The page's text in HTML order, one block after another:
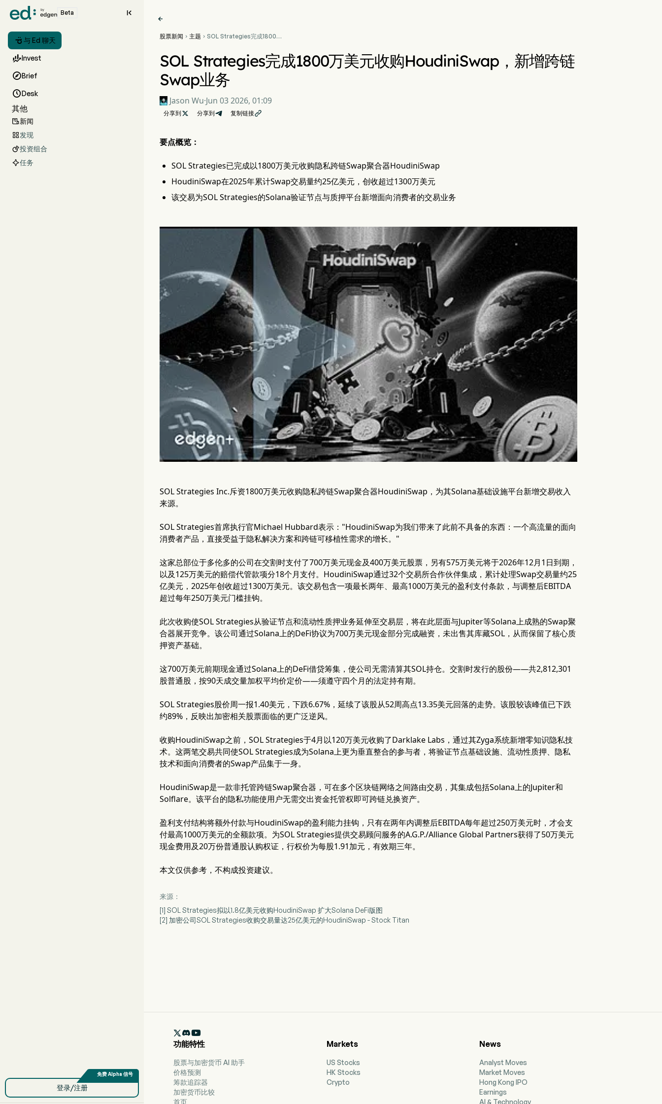
Beta 
 与 Ed 聊天
Invest
Brief
Desk
其他
新闻
发现
投资组合
任务
登录/注册

股票新闻  主题  SOL Strategies完成1800万
SOL Strategies完成1800万美元收购HoudiniSwap，新增跨链
Swap业务
Jason Wu·Jun 03 2026, 01:09
分享到  分享到 复制链接
要点概览：
SOL Strategies已完成以1800万美元收购隐私跨链Swap聚合器HoudiniSwap
HoudiniSwap在2025年累计Swap交易量约25亿美元，创收超过1300万美元
该交易为SOL Strategies的Solana验证节点与质押平台新增面向消费者的交易业务
SOL Strategies Inc.斥资1800万美元收购隐私跨链Swap聚合器HoudiniSwap，为其Solana基础设施平台新增交易收入
来源。
SOL Strategies首席执行官Michael Hubbard表示："HoudiniSwap为我们带来了此前不具备的东西：一个高流量的面向
消费者产品，直接受益于隐私解决方案和跨链可移植性需求的增长。"
这家总部位于多伦多的公司在交割时支付了700万美元现金及400万美元股票，另有575万美元将于2026年12月1日到期，
以及125万美元的赔偿代管款项分18个月支付。HoudiniSwap通过32个交易所合作伙伴集成，累计处理Swap交易量约25
亿美元，2025年创收超过1300万美元。该交易包含一项最长两年、最高1000万美元的盈利支付条款，与调整后EBITDA
超过每年250万美元门槛挂钩。
此次收购使SOL Strategies从验证节点和流动性质押业务延伸至交易层，将在此层面与Jupiter等Solana上成熟的Swap聚
合器展开竞争。该公司通过Solana上的DeFi协议为700万美元现金部分完成融资，未出售其库藏SOL，从而保留了核心质
押资产基础。
这700万美元前期现金通过Solana上的DeFi借贷筹集，使公司无需清算其SOL持仓。交割时发行的股份——共2,812,301
股普通股，按90天成交量加权平均价定价——须遵守四个月的法定持有期。
SOL Strategies股价周一报1.40美元，下跌6.67%，延续了该股从52周高点13.35美元回落的走势。该股较该峰值已下跌
约89%，反映出加密相关股票面临的更广泛逆风。
收购HoudiniSwap之前，SOL Strategies于4月以120万美元收购了Darklake Labs，通过其Zyga系统新增零知识隐私技
术。这两笔交易共同使SOL Strategies成为Solana上更为垂直整合的参与者，将验证节点基础设施、流动性质押、隐私
技术和面向消费者的Swap产品集于一身。
HoudiniSwap是一款非托管跨链Swap聚合器，可在多个区块链网络之间路由交易，其集成包括Solana上的Jupiter和
Solflare。该平台的隐私功能使用户无需交出资金托管权即可跨链兑换资产。
盈利支付结构将额外付款与HoudiniSwap的盈利能力挂钩，只有在两年内调整后EBITDA每年超过250万美元时，才会支
付最高1000万美元的全额款项。为SOL Strategies提供交易顾问服务的A.G.P./Alliance Global Partners获得了50万美元
现金费用及20万份普通股认购权证，行权价为每股1.91加元，有效期三年。
本文仅供参考，不构成投资建议。
来源：
[1] SOL Strategies拟以1.8亿美元收购HoudiniSwap 扩大Solana DeFi版图
[2] 加密公司SOL Strategies收购交易量达25亿美元的HoudiniSwap - Stock Titan

功能特性
股票与加密货币 AI 助手
价格预测
筹款追踪器
加密货币比较
首页
Markets
US Stocks
HK Stocks
Crypto
News
Analyst Moves
Market Moves
Hong Kong IPO
Earnings
AI & Technology